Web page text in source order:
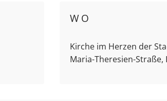
WO
Kirche im Herzen der
Maria-Theresien-Straße,